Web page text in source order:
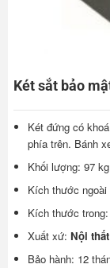
Két sắt bảo
Két đứng có
phía trên. Bánh
Khối lượng: 97
Kích thước
Kích thước
Xuất xứ: Nội
Bảo hành: 12